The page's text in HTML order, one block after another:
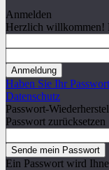
Anmelden
Herzlich willkommen!
Haben Sie Ihr
Datenschutz
Passwort-
Passwort zurücksetzen
Ein Passwort wird